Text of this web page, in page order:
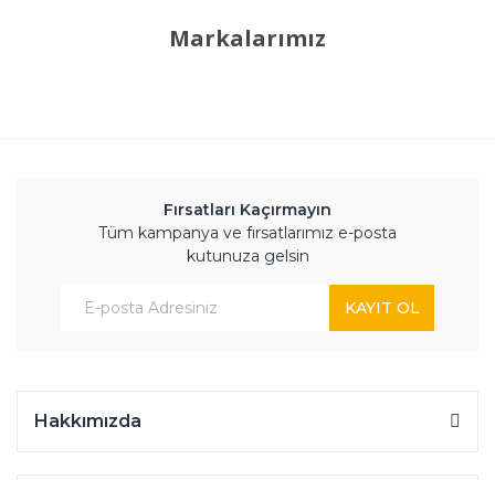
Markalarımız
Fırsatları Kaçırmayın
Tüm kampanya ve fırsatlarımız e-posta
kutunuza gelsin
KAYIT OL
Hakkımızda